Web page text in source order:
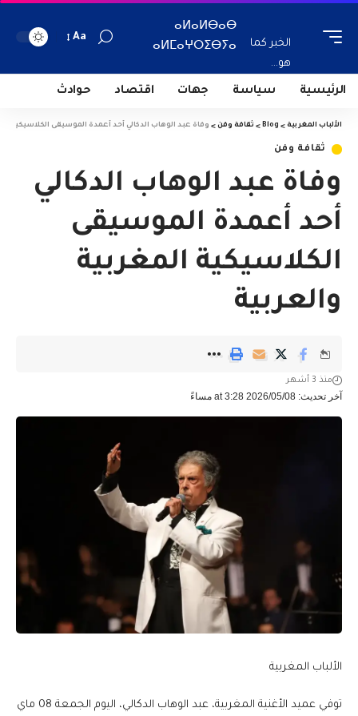
الخبر كما
هو...
ⴰⵍⴰⵍⴱⴰⴱ
ⴰⵍⵎⴰⵖⵔⵉⴱⵢⴰ
Aa
الرئيسية سياسة جهات اقتصاد حوادث
الألباب المغربية >
Blog
> ثقافة وفن > وفاة عبد الوهاب الدكالي أحد أعمدة الموسيقى الكلاسيكية
ثقافة وفن
وفاة عبد الوهاب الدكالي
أحد أعمدة الموسيقى
الكلاسيكية المغربية
والعربية
آخر تحديث: 2026/05/08 at 3:28 مساءً
منذ 3 أشهر
الألباب المغربية
توفي عميد الأغنية المغربية، عبد الوهاب الدكالي، اليوم الجمعة 08 ماي